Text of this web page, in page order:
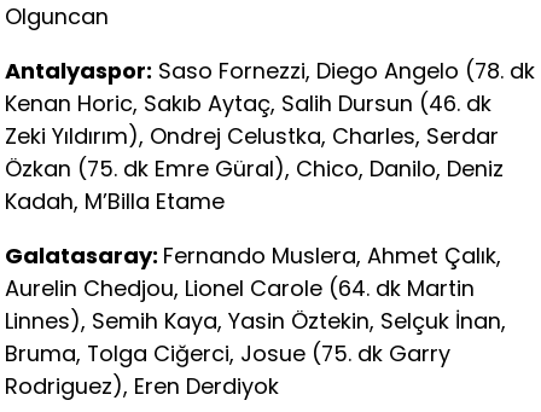
Olguncan
Antalyaspor: Saso Fornezzi, Diego Angelo (78. dk
Kenan Horic, Sakıb Aytaç, Salih Dursun (46. dk
Zeki Yıldırım), Ondrej Celustka, Charles, Serdar
Özkan (75. dk Emre Güral), Chico, Danilo, Deniz
Kadah, M’Billa Etame
Galatasaray: Fernando Muslera, Ahmet Çalık,
Aurelin Chedjou, Lionel Carole (64. dk Martin
Linnes), Semih Kaya, Yasin Öztekin, Selçuk İnan,
Bruma, Tolga Ciğerci, Josue (75. dk Garry
Rodriguez), Eren Derdiyok